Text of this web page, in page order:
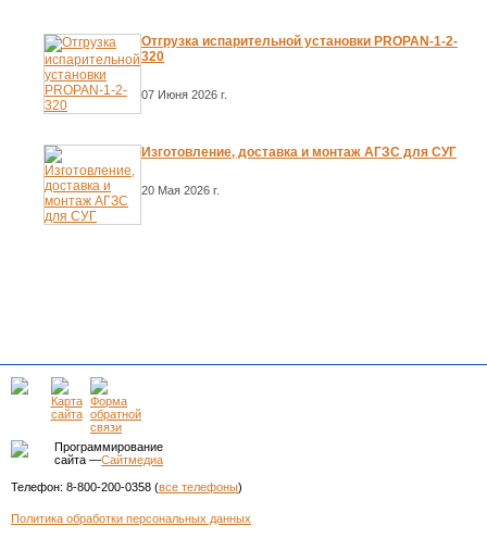
Отгрузка испарительной установки PROPAN-1-2-
320
07 Июня 2026 г.
Изготовление, доставка и монтаж АГЗС для СУГ
20 Мая 2026 г.
Программирование
сайта —Сайтмедиа
Телефон: 8-800-200-0358 (все телефоны)
Политика обработки персональных данных